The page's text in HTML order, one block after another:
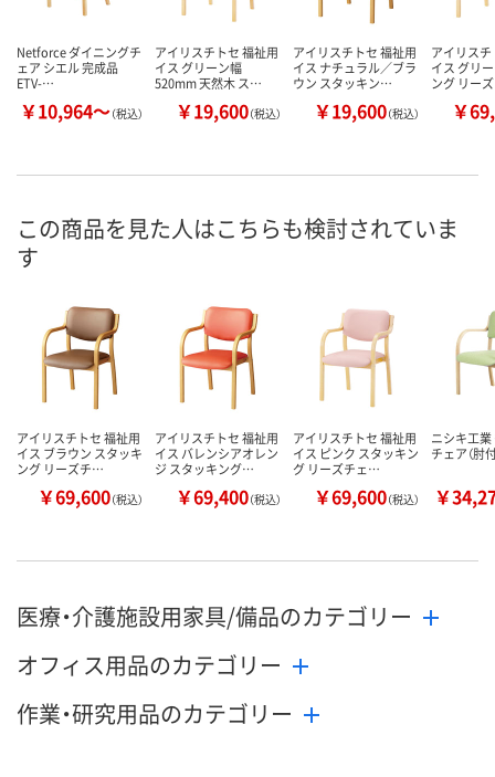
Netforce ダイニングチ
ェア シエル 完成品
ETV-…
￥10,964～（税込）
アイリスチトセ 福祉用
イス グリーン幅
520mm 天然木 ス…
￥19,600（税込）
アイリスチトセ 福祉用
イス ナチュラル／ブラ
ウン スタッキン…
￥19,600（税込）
アイリス
イス グリ
ング リー
￥
この商品を見た人はこちらも検討されていま
す
アイリスチトセ 福祉用
イス ブラウン スタッキ
ング リーズチ…
￥69,600（税込）
アイリスチトセ 福祉用
イス バレンシアオレン
ジ スタッキング…
￥69,400（税込）
アイリスチトセ 福祉用
イス ピンク スタッキン
グ リーズチェ…
￥69,600（税込）
ニシキ工
チェア（肘
￥
医療・介護施設用家具/備品のカテゴリー
オフィス用品のカテゴリー
作業・研究用品のカテゴリー